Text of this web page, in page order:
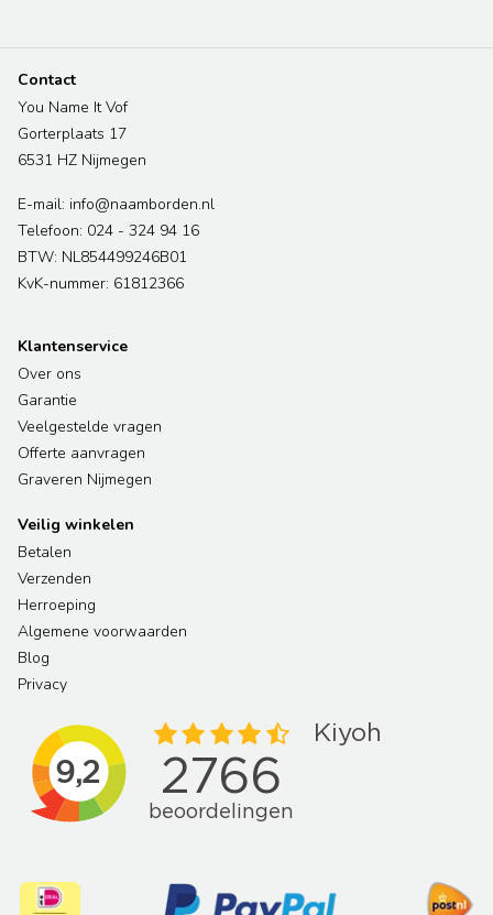
Contact
You Name It Vof
Gorterplaats 17
6531 HZ Nijmegen
E-mail: info@naamborden.nl
Telefoon: 024 - 324 94 16
BTW: NL854499246B01
KvK-nummer: 61812366
Klantenservice
Over ons
Garantie
Veelgestelde vragen
Offerte aanvragen
Graveren Nijmegen
Veilig winkelen
Betalen
Verzenden
Herroeping
Algemene voorwaarden
Blog
Privacy